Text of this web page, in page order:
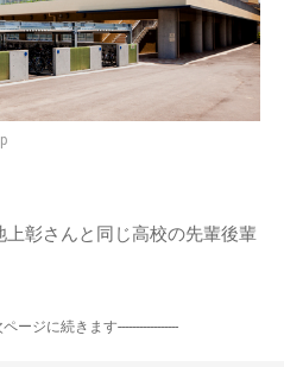
彰さんと同じ高校の先輩後輩
ージに続きます-----------------